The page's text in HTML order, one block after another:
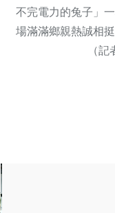
不完電力的兔子」
場滿滿鄉親熱誠相
（記